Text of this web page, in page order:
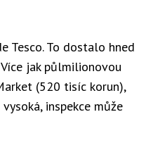
Tesco. To dostalo hned
jak půlmilionovou
(520 tisíc korun),
inspekce může